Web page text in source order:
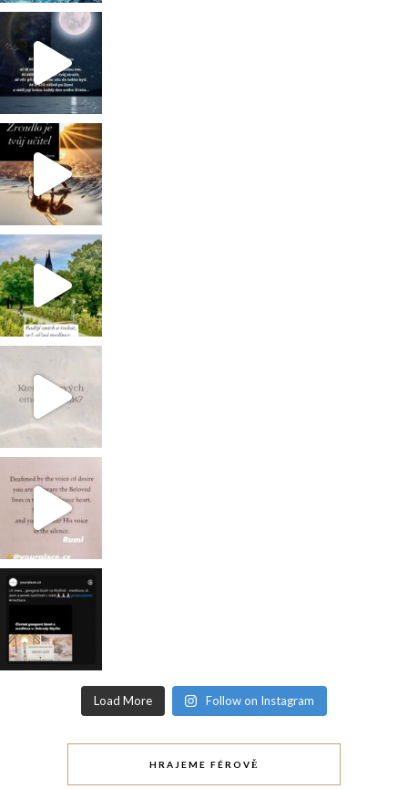
Load More Follow on Instagram
HRAJEME FÉROVĚ